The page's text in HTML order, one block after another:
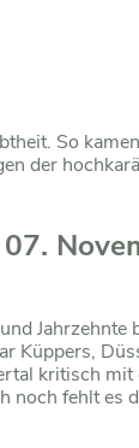
So
der
Jahrzehnte
Küppers,
kritisch
noch fehlt es